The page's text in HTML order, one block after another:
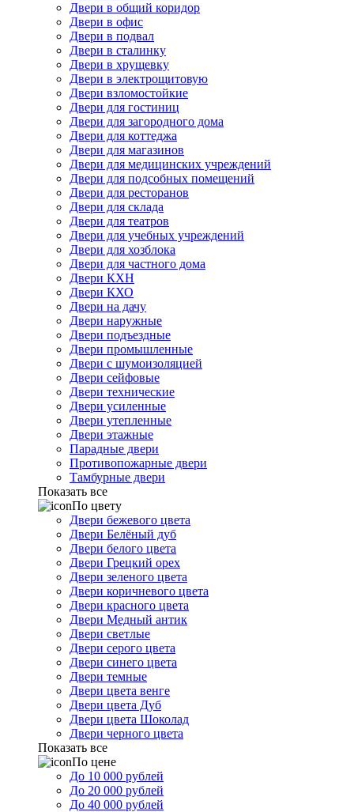
Двери в общий коридор
Двери в офис
Двери в подвал
Двери в сталинку
Двери в хрущевку
Двери в электрощитовую
Двери взломостойкие
Двери для гостиниц
Двери для загородного дома
Двери для коттеджа
Двери для магазинов
Двери для медицинских учреждений
Двери для подсобных помещений
Двери для ресторанов
Двери для склада
Двери для театров
Двери для учебных учреждений
Двери для хозблока
Двери для частного дома
Двери КХН
Двери КХО
Двери на дачу
Двери наружные
Двери подъездные
Двери промышленные
Двери с шумоизоляцией
Двери сейфовые
Двери технические
Двери усиленные
Двери утепленные
Двери этажные
Парадные двери
Противопожарные двери
Тамбурные двери
Показать все
По цвету
Двери бежевого цвета
Двери Белёный дуб
Двери белого цвета
Двери Грецкий орех
Двери зеленого цвета
Двери коричневого цвета
Двери красного цвета
Двери Медный антик
Двери светлые
Двери серого цвета
Двери синего цвета
Двери темные
Двери цвета венге
Двери цвета Дуб
Двери цвета Шоколад
Двери черного цвета
Показать все
По цене
До 10 000 рублей
До 20 000 рублей
До 40 000 рублей